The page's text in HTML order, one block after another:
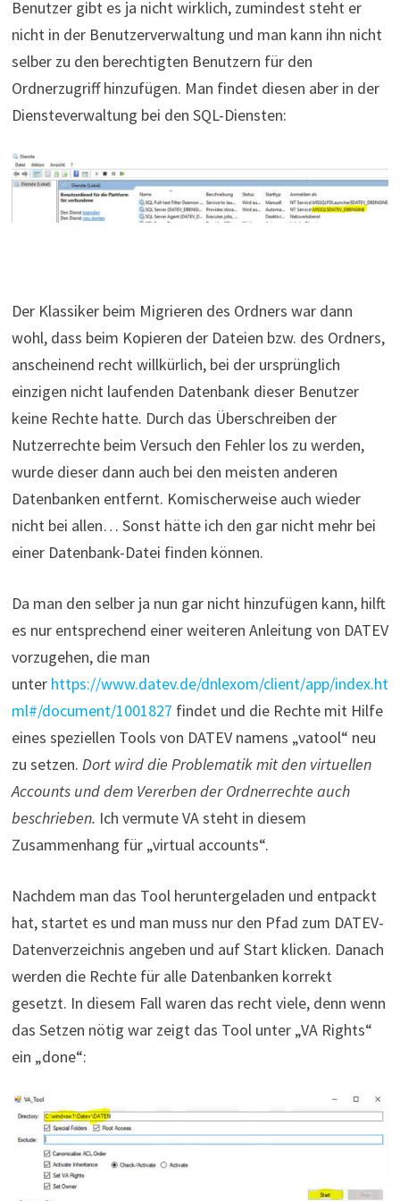
Benutzer gibt es ja nicht wirklich, zumindest steht er
nicht in der Benutzerverwaltung und man kann ihn nicht
selber zu den berechtigten Benutzern für den
Ordnerzugriff hinzufügen. Man findet diesen aber in der
Diensteverwaltung bei den SQL-Diensten:
Der Klassiker beim Migrieren des Ordners war dann
wohl, dass beim Kopieren der Dateien bzw. des Ordners,
anscheinend recht willkürlich, bei der ursprünglich
einzigen nicht laufenden Datenbank dieser Benutzer
keine Rechte hatte. Durch das Überschreiben der
Nutzerrechte beim Versuch den Fehler los zu werden,
wurde dieser dann auch bei den meisten anderen
Datenbanken entfernt. Komischerweise auch wieder
nicht bei allen… Sonst hätte ich den gar nicht mehr bei
einer Datenbank-Datei finden können.
Da man den selber ja nun gar nicht hinzufügen kann, hilft
es nur entsprechend einer weiteren Anleitung von DATEV
vorzugehen, die man
unter https://www.datev.de/dnlexom/client/app/index.ht
ml#/document/1001827 findet und die Rechte mit Hilfe
eines speziellen Tools von DATEV namens „vatool“ neu
zu setzen. Dort wird die Problematik mit den virtuellen
Accounts und dem Vererben der Ordnerrechte auch
beschrieben. Ich vermute VA steht in diesem
Zusammenhang für „virtual accounts“.
Nachdem man das Tool heruntergeladen und entpackt
hat, startet es und man muss nur den Pfad zum DATEV-
Datenverzeichnis angeben und auf Start klicken. Danach
werden die Rechte für alle Datenbanken korrekt
gesetzt. In diesem Fall waren das recht viele, denn wenn
das Setzen nötig war zeigt das Tool unter „VA Rights“
ein „done“: